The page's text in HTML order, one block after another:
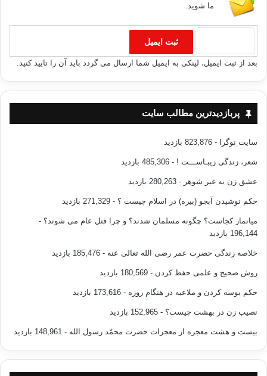
ما شوید.
بعد از ثبت ایمیل، لینکی به ایمیل شما ارسال می گردد باید آن را تایید کنید.
پربازدیدترین مطالب سایت
سایت نوگرا - 823,876 بازدید
شعر، زندگی زیبـاســـت ! - 485,306 بازدید
عشق زن به غیر شوهر - 280,263 بازدید
حکم نوشیدن آبجو (بیره) در اسلام چیست ؟ - 271,329 بازدید
میانمار کجاست؟ چگونه مسلمان شدند؟ و چرا قتل عام می شوند؟ -
196,144 بازدید
خلاصه زندگی حضرت عمر رضی الله تعالی عنه - 185,476 بازدید
روش صحیح و علمی حفظ کردن - 180,569 بازدید
حکم بوسه کردن و ملاعبه در هنگام روزه - 173,616 بازدید
نصیب زن در بهشت چیست؟ - 152,965 بازدید
بیست و هشت معجزه از معجزات حضرت محمّد رسول الله - 148,961 بازدید